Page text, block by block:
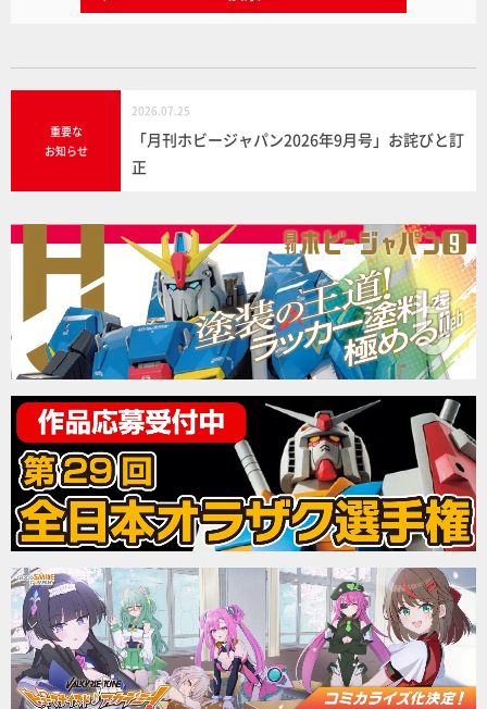
重要な
お知らせ
2026.07.25
「月刊ホビージャパン2026年9月号」お詫びと訂
正